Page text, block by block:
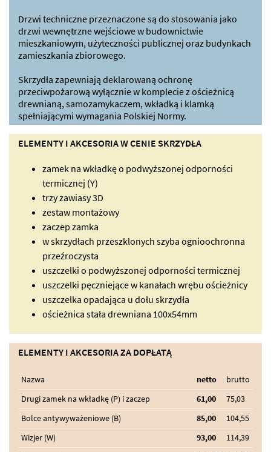
Drzwi techniczne przeznaczone są do stosowania jako
drzwi wewnętrzne wejściowe w budownictwie
mieszkaniowym, użyteczności publicznej oraz budynkach
zamieszkania zbiorowego.
Skrzydła zapewniają deklarowaną ochronę
przeciwpożarową wyłącznie w komplecie z ościeżnicą
drewnianą, samozamykaczem, wkładką i klamką
spełniającymi wymagania Polskiej Normy.
ELEMENTY I AKCESORIA W CENIE SKRZYDŁA
zamek na wkładkę o podwyższonej odporności
termicznej (Y)
trzy zawiasy 3D
zestaw montażowy
zaczep zamka
w skrzydłach przeszklonych szyba ognioochronna
przeźroczysta
uszczelki o podwyższonej odporności termicznej
uszczelki pęczniejące w kanałach wrębu ościeżnicy
uszczelka opadająca u dołu skrzydła
ościeżnica stała drewniana 100x54mm
ELEMENTY I AKCESORIA ZA DOPŁATĄ
Nazwa netto
brutto
Drugi zamek na wkładkę (P) i zaczep
61,00
75,03
Bolce antywyważeniowe (B)
85,00
104,55
Wizjer (W)
93,00
114,39